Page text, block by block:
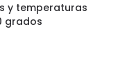
y temperaturas
grados